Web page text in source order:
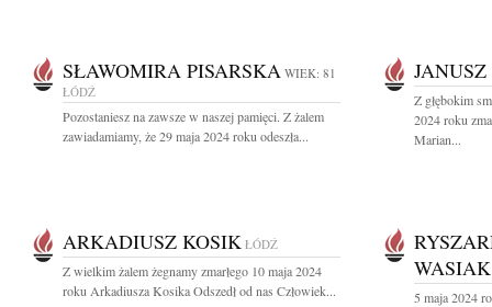
SŁAWOMIRA PISARSKA WIEK: 81
ŁÓDŹ
Pozostaniesz na zawsze w naszej pamięci. Z żalem
zawiadamiamy, że 29 maja 2024 roku odeszła...
Z głębokim
2024 roku
Marian...
ARKADIUSZ KOSIK ŁÓDŹ
Z wielkim żalem żegnamy zmarłego 10 maja 2024
roku Arkadiusza Kosika Odszedł od nas Człowiek...
WASIAK
5 maja 2024